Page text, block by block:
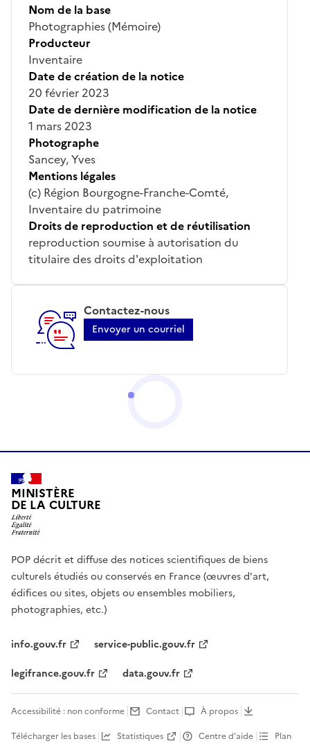
Nom de la base
Photographies (Mémoire)
Producteur
Inventaire
Date de création de la notice
20 février 2023
Date de dernière modification de la notice
1 mars 2023
Photographe
Sancey, Yves
Mentions légales
(c) Région Bourgogne-Franche-Comté,
Inventaire du patrimoine
Droits de reproduction et de réutilisation
reproduction soumise à autorisation du
titulaire des droits d'exploitation
Contactez-nous
Envoyer un courriel
MINISTÈRE
DE LA CULTURE
POP décrit et diffuse des notices scientifiques de biens
culturels étudiés ou conservés en France (œuvres d'art,
édifices ou sites, objets ou ensembles mobiliers,
photographies, etc.)
info.gouv.fr
service-public.gouv.fr
legifrance.gouv.fr
data.gouv.fr
Accessibilité : non conforme Contact
À propos
Télécharger les bases
Statistiques Centre d’aide Plan